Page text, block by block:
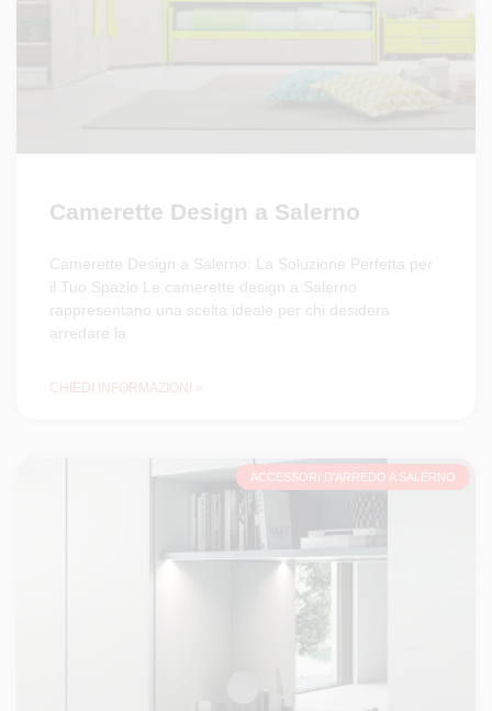
Camerette Design a Salerno
Camerette Design a Salerno: La Soluzione Perfetta per
il Tuo Spazio Le camerette design a Salerno
rappresentano una scelta ideale per chi desidera
arredare la
CHIEDI INFORMAZIONI »
ACCESSORI D'ARREDO A SALERNO